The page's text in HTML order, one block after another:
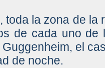
toda la zona de la
de cada uno
el
de noche.